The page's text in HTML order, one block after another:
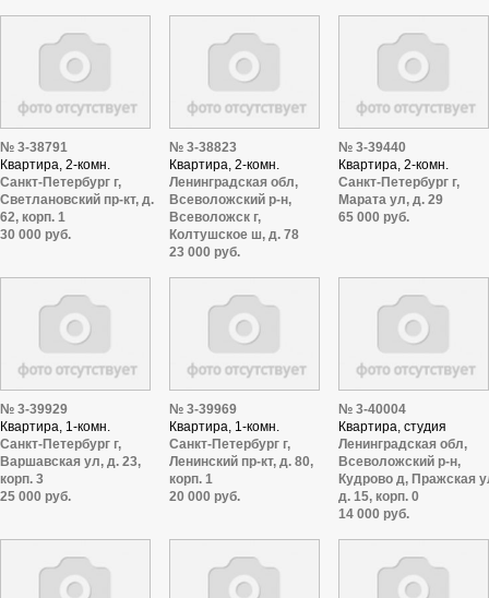
№ 3-38791
Квартира, 2-комн.
Санкт-Петербург г,
Светлановский пр-кт, д.
62, корп. 1
30 000 руб.
№ 3-38823
Квартира, 2-комн.
Ленинградская обл,
Всеволожский р-н,
Всеволожск г,
Колтушское ш, д. 78
23 000 руб.
№ 3-39440
Квартира, 2-комн.
Санкт-Петербург г,
Марата ул, д. 29
65 000 руб.
№ 3-39929
Квартира, 1-комн.
Санкт-Петербург г,
Варшавская ул, д. 23,
корп. 3
25 000 руб.
№ 3-39969
Квартира, 1-комн.
Санкт-Петербург г,
Ленинский пр-кт, д. 80,
корп. 1
20 000 руб.
№ 3-40004
Квартира, студия
Ленинградская обл,
Всеволожский р-н,
Кудрово д, Пражская
д. 15, корп. 0
14 000 руб.